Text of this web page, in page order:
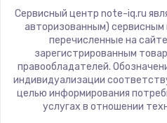
Сервисный центр note-iq.ru
авторизованным) сервисным
перечисленные на
зарегистрированным
правообладателей.
индивидуализации
целью информирования
услугах в отношении